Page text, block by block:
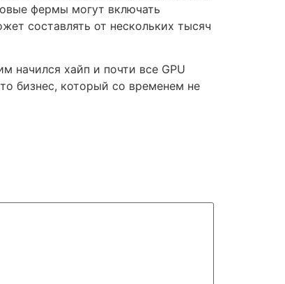
фермы могут включать
составлять от нескольких тысяч
начился хайп и почти все GPU
бизнес, который со временем не